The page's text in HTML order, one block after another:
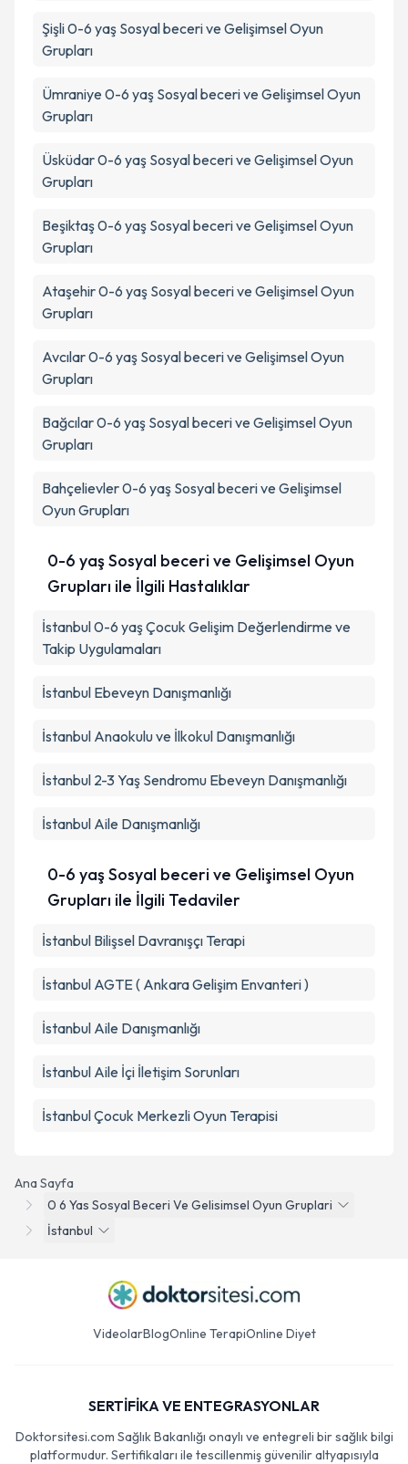
Ana Sayfa
0 6 Yas Sosyal Beceri Ve Gelisimsel Oyun Gruplari
İstanbul
Şişli0-6 yaş Sosyal beceri ve Gelişimsel Oyun
Grupları
Ümraniye 0-6 yaş Sosyal beceri ve Gelişimsel Oyun
Grupları
Üsküdar0-6 yaş Sosyal beceri ve Gelişimsel Oyun
Grupları
Beşiktaş0-6 yaş Sosyal beceri ve Gelişimsel Oyun
Grupları
Ataşehir0-6 yaş Sosyal beceri ve Gelişimsel Oyun
Grupları
Avcılar0-6 yaş Sosyal beceri ve Gelişimsel Oyun
Grupları
Bağcılar0-6 yaş Sosyal beceri ve Gelişimsel Oyun
Grupları
Bahçelievler0-6 yaş Sosyal beceri ve Gelişimsel
Oyun Grupları
0-6 yaş Sosyal beceri ve Gelişimsel Oyun
Grupları ile İlgili Hastalıklar
İstanbul 0-6 yaş Çocuk Gelişim Değerlendirme ve
Takip Uygulamaları
İstanbul Ebeveyn Danışmanlığı
İstanbul Anaokulu ve İlkokul Danışmanlığı
İstanbul 2-3 Yaş Sendromu Ebeveyn Danışmanlığı
İstanbul Aile Danışmanlığı
0-6 yaş Sosyal beceri ve Gelişimsel Oyun
Grupları ile İlgili Tedaviler
İstanbul Bilişsel Davranışçı Terapi
İstanbul AGTE ( Ankara Gelişim Envanteri )
İstanbul Aile Danışmanlığı
İstanbul Aile İçi İletişim Sorunları
İstanbul Çocuk Merkezli Oyun Terapisi
VideolarBlogOnline TerapiOnline Diyet
SERTİFİKA VE ENTEGRASYONLAR
Doktorsitesi.com Sağlık Bakanlığı onaylı ve entegreli bir sağlık bilgi
platformudur. Sertifikaları ile tescillenmiş güvenilir altyapısıyla